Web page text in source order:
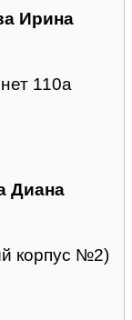
Ирина
110а
Диана
корпус №2)